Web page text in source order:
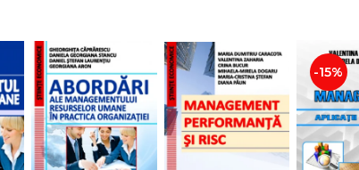
-15%